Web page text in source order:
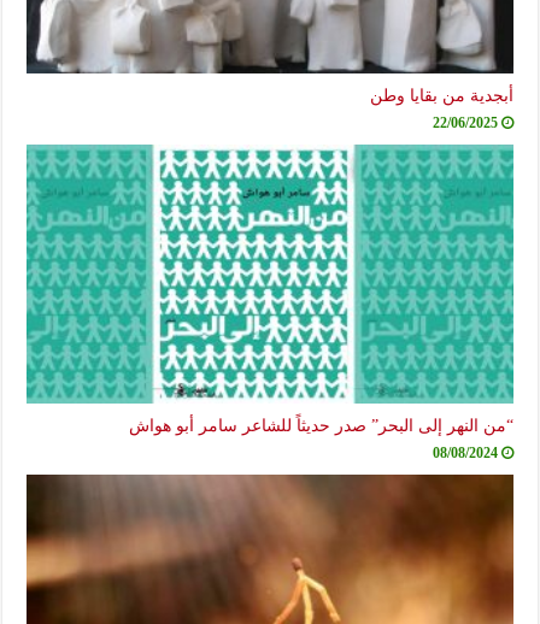
أبجدية من بقايا وطن
22/06/2025
“من النهر إلى البحر” صدر حديثاً للشاعر سامر أبو هواش
08/08/2024